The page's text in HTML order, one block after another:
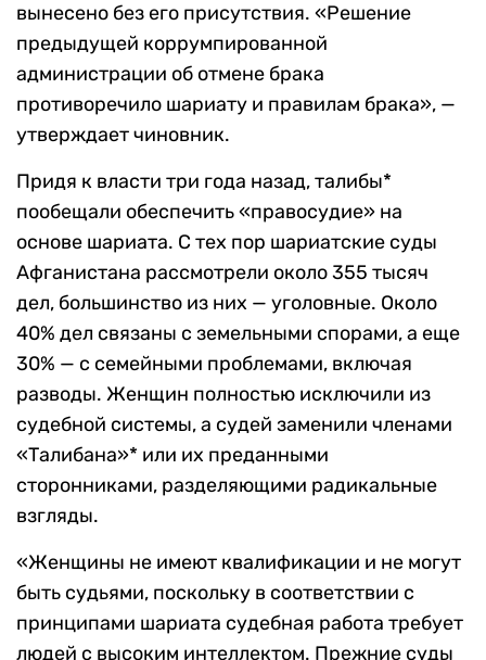
вынесено без его присутствия. «Решение
предыдущей коррумпированной
администрации об отмене брака
противоречило шариату и правилам брака», —
утверждает чиновник.
Придя к власти три года назад, талибы*
пообещали обеспечить «правосудие» на
основе шариата. С тех пор шариатские суды
Афганистана рассмотрели около 355 тысяч
дел, большинство из них — уголовные. Около
40% дел связаны с земельными спорами, а еще
30% — с семейными проблемами, включая
разводы. Женщин полностью исключили из
судебной системы, а судей заменили членами
«Талибана»* или их преданными
сторонниками, разделяющими радикальные
взгляды.
«Женщины не имеют квалификации и не могут
быть судьями, поскольку в соответствии с
принципами шариата судебная работа требует
людей с высоким интеллектом. Прежние суды